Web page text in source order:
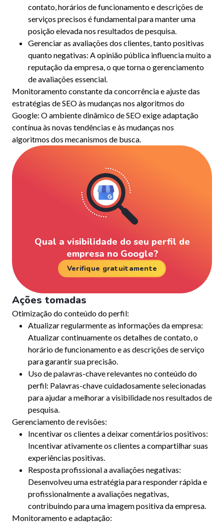
contato, horários de funcionamento e descrições de
serviços precisos é fundamental para manter uma
posição elevada nos resultados de pesquisa.
Gerenciar as avaliações dos clientes, tanto positivas
quanto negativas: A opinião pública influencia muito a
reputação da empresa, o que torna o gerenciamento
de avaliações essencial.
Monitoramento constante da concorrência e ajuste das
estratégias de SEO às mudanças nos algoritmos do
Google: O ambiente dinâmico de SEO exige adaptação
contínua às novas tendências e às mudanças nos
algoritmos dos mecanismos de busca.
Qual a visibilidade do seu perfil de
empresa no Google?
Verifique gratuitamente
Ações tomadas
Otimização do conteúdo do perfil:
Atualizar regularmente as informações da empresa:
Atualizar continuamente os detalhes de contato, o
horário de funcionamento e as descrições de serviço
para garantir sua precisão.
Uso de palavras-chave relevantes no conteúdo do
perfil: Palavras-chave cuidadosamente selecionadas
para ajudar a melhorar a visibilidade nos resultados de
pesquisa.
Gerenciamento de revisões:
Incentivar os clientes a deixar comentários positivos:
Incentivar ativamente os clientes a compartilhar suas
experiências positivas.
Resposta profissional a avaliações negativas:
Desenvolveu uma estratégia para responder rápida e
profissionalmente a avaliações negativas,
contribuindo para uma imagem positiva da empresa.
Monitoramento e adaptação: